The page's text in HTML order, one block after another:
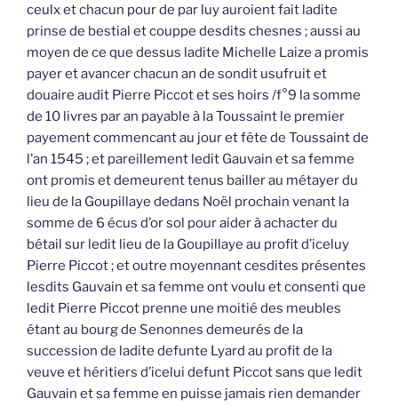
ceulx et chacun pour de par luy auroient fait ladite
prinse de bestial et couppe desdits chesnes ; aussi au
moyen de ce que dessus ladite Michelle Laize a promis
payer et avancer chacun an de sondit usufruit et
douaire audit Pierre Piccot et ses hoirs /f°9 la somme
de 10 livres par an payable à la Toussaint le premier
payement commencant au jour et fête de Toussaint de
l’an 1545 ; et pareillement ledit Gauvain et sa femme
ont promis et demeurent tenus bailler au métayer du
lieu de la Goupillaye dedans Noël prochain venant la
somme de 6 écus d’or sol pour aider à achacter du
bétail sur ledit lieu de la Goupillaye au profit d’iceluy
Pierre Piccot ; et outre moyennant cesdites présentes
lesdits Gauvain et sa femme ont voulu et consenti que
ledit Pierre Piccot prenne une moitié des meubles
étant au bourg de Senonnes demeurés de la
succession de ladite defunte Lyard au profit de la
veuve et héritiers d’icelui defunt Piccot sans que ledit
Gauvain et sa femme en puisse jamais rien demander